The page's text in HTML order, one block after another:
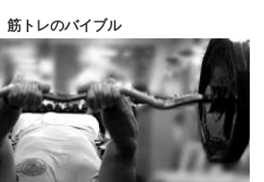
筋トレのバイブル